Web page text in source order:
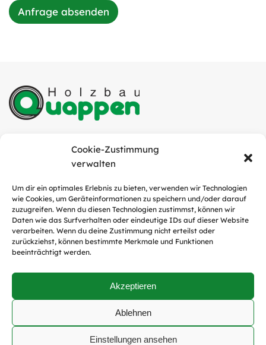
Cookie-Zustimmung
verwalten
Um dir ein optimales Erlebnis zu bieten, verwenden wir Technologien
wie Cookies, um Geräteinformationen zu speichern und/oder darauf
zuzugreifen. Wenn du diesen Technologien zustimmst, können wir
Daten wie das Surfverhalten oder eindeutige IDs auf dieser Website
verarbeiten. Wenn du deine Zustimmung nicht erteilst oder
zurückziehst, können bestimmte Merkmale und Funktionen
beeinträchtigt werden.
Akzeptieren
Ablehnen
Einstellungen ansehen
Anfrage absenden
Tel.: 05952 / 9311-0
E-Mail: info@quappen-holzbau.de
Copyright © Quappen Holzbau GmbH
Impressum|AGB's